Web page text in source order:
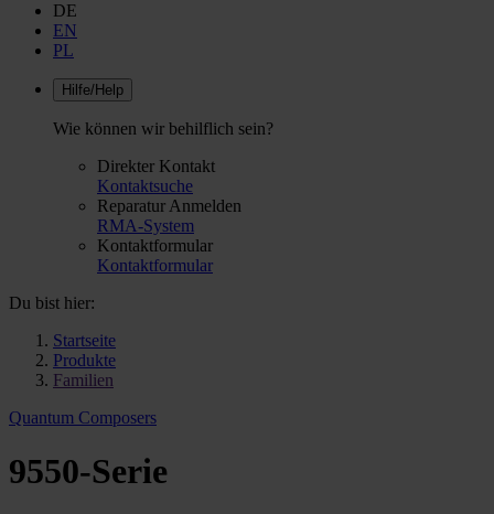
DE
EN
PL
Hilfe/Help
Wie können wir behilflich sein?
Direkter Kontakt
Kontaktsuche
Reparatur Anmelden
RMA-System
Kontaktformular
Kontaktformular
Du bist hier:
Startseite
Produkte
Familien
Quantum Composers
9550-Serie